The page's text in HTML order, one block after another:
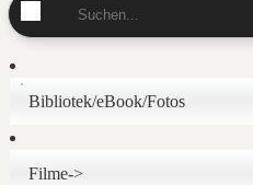
Bibliotek/eBook/Fotos
Filme->